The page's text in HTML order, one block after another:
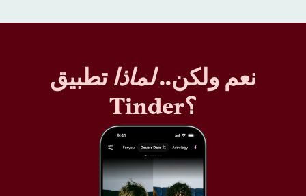
نعم ولكن..لماذا تطبيق
Tinder؟